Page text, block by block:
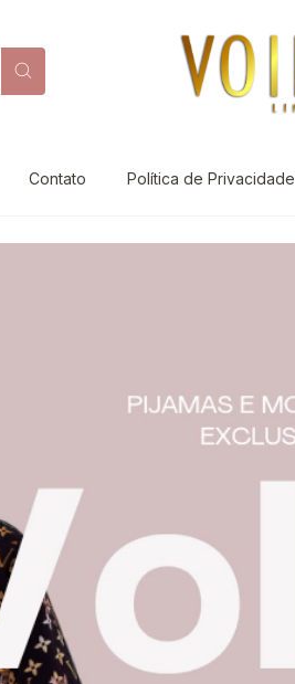
Contato Política de Privacidade